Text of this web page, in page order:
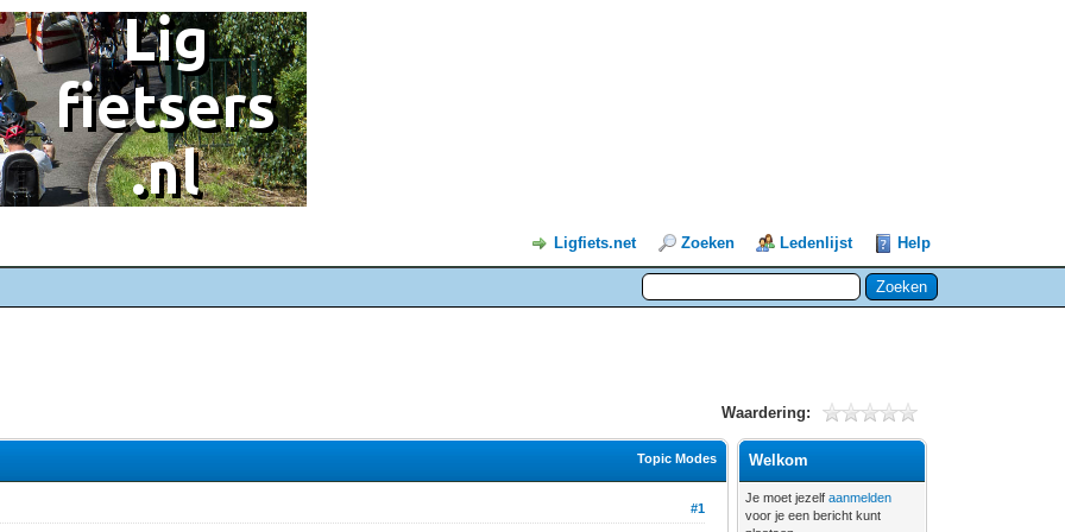
Ligfiets.net Zoeken Ledenlijst Help
Waardering:
Topic Modes
#1
Welkom
Je moet jezelfaanmelden
voor je een bericht kunt